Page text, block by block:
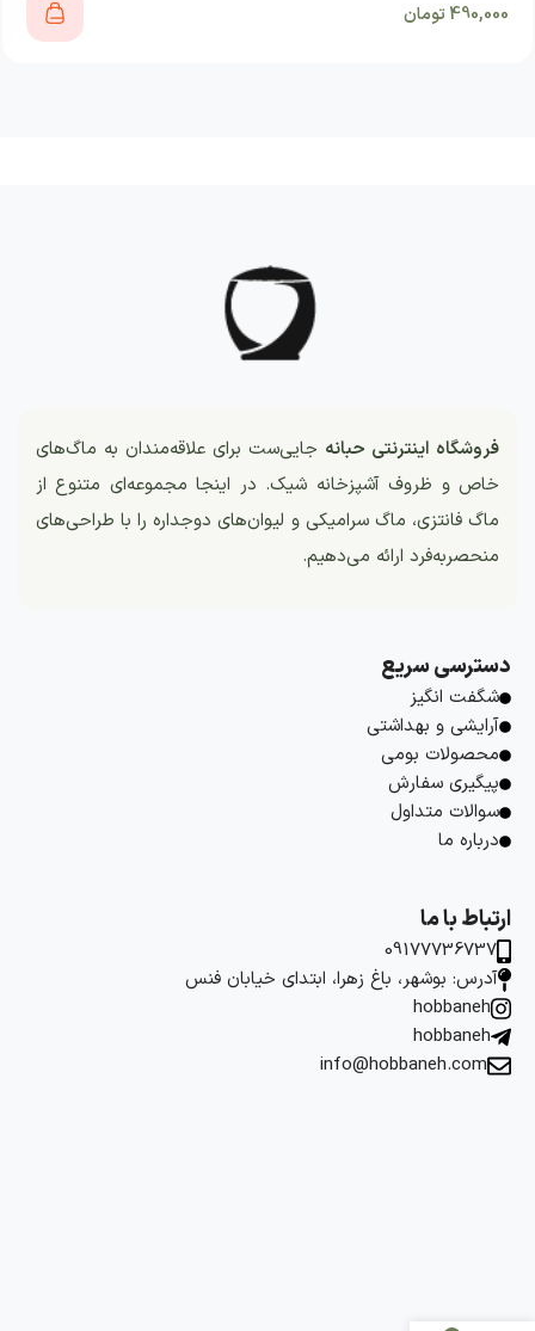
490,000تومان
فروشگاه اینترنتی حبانه جایی‌ست برای علاقه‌مندان به ماگ‌های
خاص و ظروف آشپزخانه شیک. در اینجا مجموعه‌ای متنوع از
ماگ فانتزی، ماگ سرامیکی و لیوان‌های دوجداره را با طراحی‌های
منحصربه‌فرد ارائه می‌دهیم.
دسترسی سریع
شگفت انگیز
آرایشی و بهداشتی
محصولات بومی
پیگیری سفارش
سوالات متداول
درباره ما
ارتباط با ما
09177736737
آدرس: بوشهر، باغ زهرا، ابتدای خیابان فنس
hobbaneh
hobbaneh
info@hobbaneh.com